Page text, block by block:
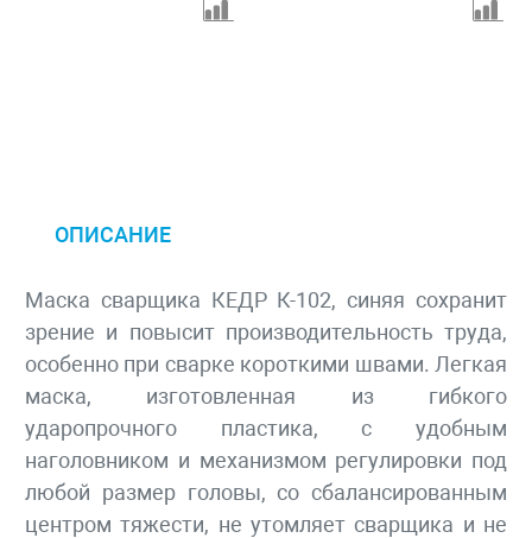
ОПИСАНИЕ
Маска сварщика КЕДР К-102, синяя сохранит
зрение и повысит производительность труда,
особенно при сварке короткими швами. Легкая
маска, изготовленная из гибкого
ударопрочного пластика, с удобным
наголовником и механизмом регулировки под
любой размер головы, со сбалансированным
центром тяжести, не утомляет сварщика и не